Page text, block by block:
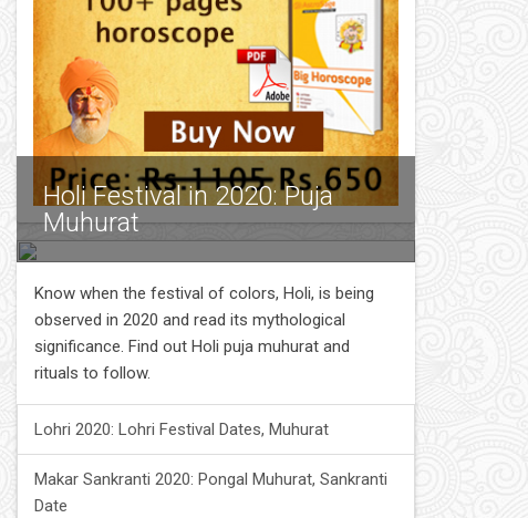
Holi Festival in 2020: Puja
Muhurat
Know when the festival of colors, Holi, is being
observed in 2020 and read its mythological
significance. Find out Holi puja muhurat and
rituals to follow.
Lohri 2020: Lohri Festival Dates, Muhurat
Makar Sankranti 2020: Pongal Muhurat, Sankranti
Date